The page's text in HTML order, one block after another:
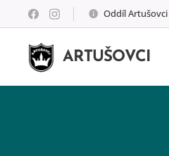
Oddíl Artušovci
ARTUŠOVCI